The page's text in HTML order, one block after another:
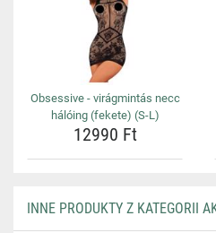
Obsessive - virágmintás necc
hálóing (fekete) (S-L)
12990 Ft
INNE PRODUKTY Z KATEGORII